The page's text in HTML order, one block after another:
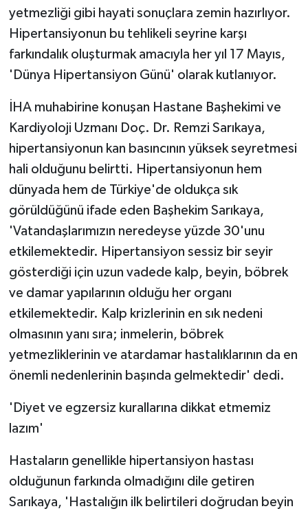
yetmezliği gibi hayati sonuçlara zemin hazırlıyor.
Hipertansiyonun bu tehlikeli seyrine karşı
farkındalık oluşturmak amacıyla her yıl 17 Mayıs,
'Dünya Hipertansiyon Günü' olarak kutlanıyor.
İHA muhabirine konuşan Hastane Başhekimi ve
Kardiyoloji Uzmanı Doç. Dr. Remzi Sarıkaya,
hipertansiyonun kan basıncının yüksek seyretmesi
hali olduğunu belirtti. Hipertansiyonun hem
dünyada hem de Türkiye'de oldukça sık
görüldüğünü ifade eden Başhekim Sarıkaya,
'Vatandaşlarımızın neredeyse yüzde 30'unu
etkilemektedir. Hipertansiyon sessiz bir seyir
gösterdiği için uzun vadede kalp, beyin, böbrek
ve damar yapılarının olduğu her organı
etkilemektedir. Kalp krizlerinin en sık nedeni
olmasının yanı sıra; inmelerin, böbrek
yetmezliklerinin ve atardamar hastalıklarının da en
önemli nedenlerinin başında gelmektedir' dedi.
'Diyet ve egzersiz kurallarına dikkat etmemiz
lazım'
Hastaların genellikle hipertansiyon hastası
olduğunun farkında olmadığını dile getiren
Sarıkaya, 'Hastalığın ilk belirtileri doğrudan beyin